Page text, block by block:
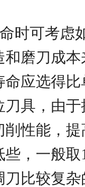
可考虑
和磨刀成
命应选得
刀具，由
削性能，
，一般取
刀比较复